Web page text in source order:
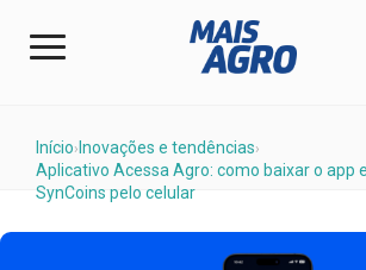
Início› Inovações e tendências›
Aplicativo Acessa Agro: como baixar o app
SynCoins pelo celular